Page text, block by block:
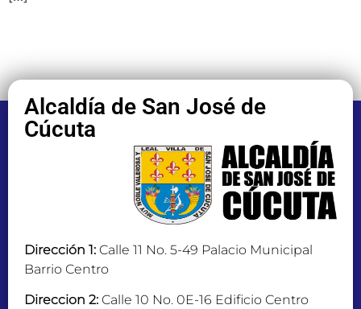
Alcaldía de San José de
Cúcuta
Dirección 1: Calle 11 No. 5-49 Palacio Municipal
Barrio Centro
Direccion 2: Calle 10 No. 0E-16 Edificio Centro